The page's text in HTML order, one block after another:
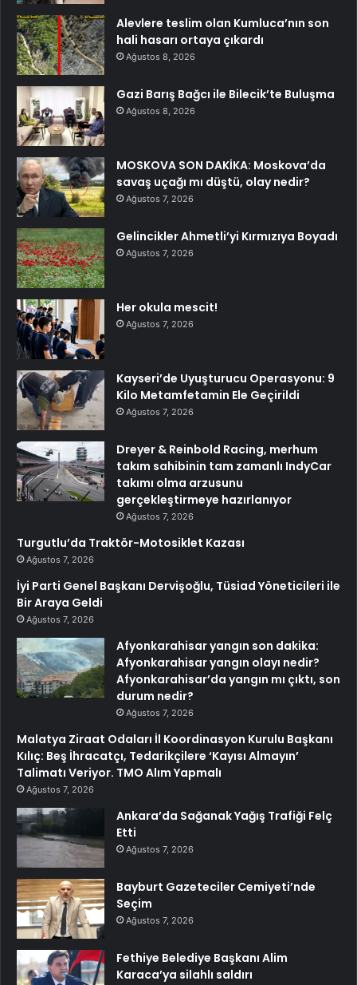
Alevlere teslim olan Kumluca’nın son
hali hasarı ortaya çıkardı
Ağustos 8, 2026
Gazi Barış Bağcı ile Bilecik’te Buluşma
Ağustos 8, 2026
MOSKOVA SON DAKİKA: Moskova’da
savaş uçağı mı düştü, olay nedir?
Ağustos 7, 2026
Gelincikler Ahmetli’yi Kırmızıya Boyadı
Ağustos 7, 2026
Her okula mescit!
Ağustos 7, 2026
Kayseri’de Uyuşturucu Operasyonu: 9
Kilo Metamfetamin Ele Geçirildi
Ağustos 7, 2026
Dreyer & Reinbold Racing, merhum
takım sahibinin tam zamanlı IndyCar
takımı olma arzusunu
gerçekleştirmeye hazırlanıyor
Ağustos 7, 2026
Turgutlu’da Traktör-Motosiklet Kazası
Ağustos 7, 2026
İyi Parti Genel Başkanı Dervişoğlu, Tüsiad Yöneticileri ile
Bir Araya Geldi
Ağustos 7, 2026
Afyonkarahisar yangın son dakika:
Afyonkarahisar yangın olayı nedir?
Afyonkarahisar’da yangın mı çıktı, son
durum nedir?
Ağustos 7, 2026
Malatya Ziraat Odaları İl Koordinasyon Kurulu Başkanı
Kılıç: Beş İhracatçı, Tedarikçilere ‘Kayısı Almayın’
Talimatı Veriyor. TMO Alım Yapmalı
Ağustos 7, 2026
Ankara’da Sağanak Yağış Trafiği Felç
Etti
Ağustos 7, 2026
Bayburt Gazeteciler Cemiyeti’nde
Seçim
Ağustos 7, 2026
Fethiye Belediye Başkanı Alim
Karaca’ya silahlı saldırı